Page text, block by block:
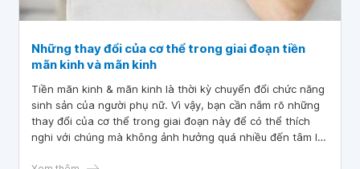
Những thay đổi của cơ thể trong giai đoạn tiền
mãn kinh và mãn kinh
Tiền mãn kinh & mãn kinh là thời kỳ chuyển đổi chức năng
sinh sản của người phụ nữ. Vì vậy, bạn cần nắm rõ những
thay đổi của cơ thể trong giai đoạn này để có thể thích
nghi với chúng mà không ảnh hưởng quá nhiều đến tâm lý